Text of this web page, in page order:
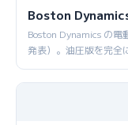
Boston
Boston Dynamics の
発表）。油圧版を完全